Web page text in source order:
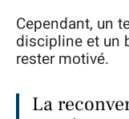
Cependant, un
discipline et un
rester motivé.
La